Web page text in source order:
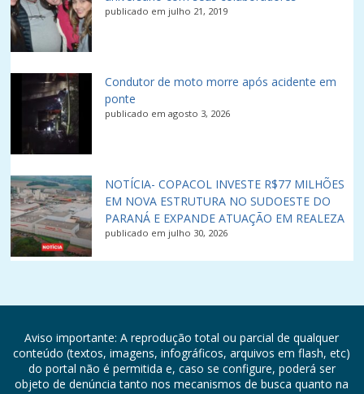
publicado em julho 21, 2019
Condutor de moto morre após acidente em
ponte
publicado em agosto 3, 2026
NOTÍCIA- COPACOL INVESTE R$77 MILHÕES
EM NOVA ESTRUTURA NO SUDOESTE DO
PARANÁ E EXPANDE ATUAÇÃO EM REALEZA
publicado em julho 30, 2026
Aviso importante: A reprodução total ou parcial de qualquer
conteúdo (textos, imagens, infográficos, arquivos em flash, etc)
do portal não é permitida e, caso se configure, poderá ser
objeto de denúncia tanto nos mecanismos de busca quanto na